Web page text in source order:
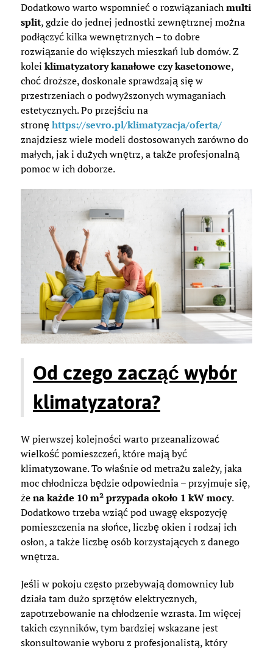
Dodatkowo warto wspomnieć o rozwiązaniachmulti
split, gdzie do jednej jednostki zewnętrznej można
podłączyć kilka wewnętrznych – to dobre
rozwiązanie do większych mieszkań lub domów. Z
kolei klimatyzatory kanałowe czy kasetonowe,
choć droższe, doskonale sprawdzają się w
przestrzeniach o podwyższonych wymaganiach
estetycznych. Po przejściu na
stronęhttps://sevro.pl/klimatyzacja/oferta/
znajdziesz wiele modeli dostosowanych zarówno do
małych, jak i dużych wnętrz, a także profesjonalną
pomoc w ich doborze.
Od czego zacząć wybór
klimatyzatora?
W pierwszej kolejności warto przeanalizować
wielkość pomieszczeń, które mają być
klimatyzowane. To właśnie od metrażu zależy, jaka
moc chłodnicza będzie odpowiednia – przyjmuje się,
żena każde 10 m² przypada około 1 kW mocy.
Dodatkowo trzeba wziąć pod uwagę ekspozycję
pomieszczenia na słońce, liczbę okien i rodzaj ich
osłon, a także liczbę osób korzystających z danego
wnętrza.
Jeśli w pokoju często przebywają domownicy lub
działa tam dużo sprzętów elektrycznych,
zapotrzebowanie na chłodzenie wzrasta. Im więcej
takich czynników, tym bardziej wskazane jest
skonsultowanie wyboru z profesjonalistą, który